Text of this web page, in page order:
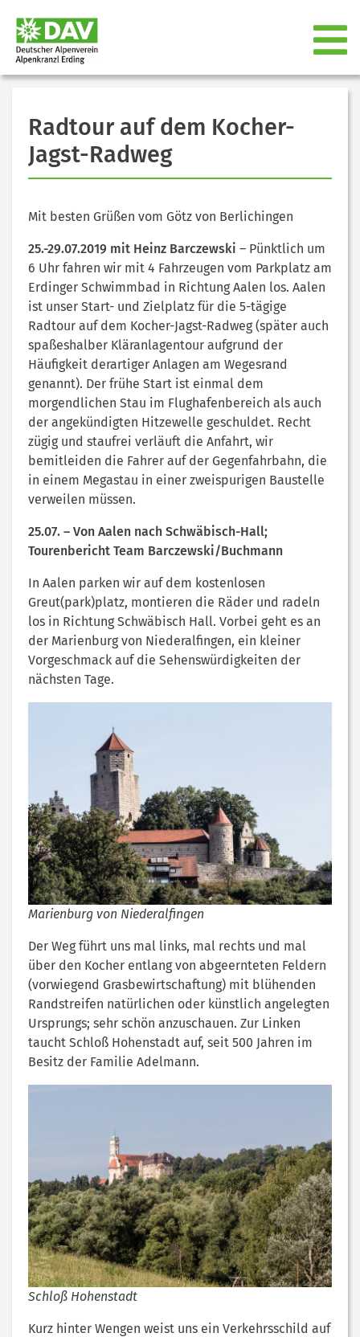
Radtour auf dem Kocher-
Jagst-Radweg
Mit besten Grüßen vom Götz von Berlichingen
25.-29.07.2019 mit Heinz Barczewski – Pünktlich um
6 Uhr fahren wir mit 4 Fahrzeugen vom Parkplatz am
Erdinger Schwimmbad in Richtung Aalen los. Aalen
ist unser Start- und Zielplatz für die 5-tägige
Radtour auf dem Kocher-Jagst-Radweg (später auch
spaßeshalber Kläranlagentour aufgrund der
Häufigkeit derartiger Anlagen am Wegesrand
genannt). Der frühe Start ist einmal dem
morgendlichen Stau im Flughafenbereich als auch
der angekündigten Hitzewelle geschuldet. Recht
zügig und staufrei verläuft die Anfahrt, wir
bemitleiden die Fahrer auf der Gegenfahrbahn, die
in einem Megastau in einer zweispurigen Baustelle
verweilen müssen.
25.07. – Von Aalen nach Schwäbisch-Hall;
Tourenbericht Team Barczewski/Buchmann
In Aalen parken wir auf dem kostenlosen
Greut(park)platz, montieren die Räder und radeln
los in Richtung Schwäbisch Hall. Vorbei geht es an
der Marienburg von Niederalfingen, ein kleiner
Vorgeschmack auf die Sehenswürdigkeiten der
nächsten Tage.
Marienburg von Niederalfingen
Der Weg führt uns mal links, mal rechts und mal
über den Kocher entlang von abgeernteten Feldern
(vorwiegend Grasbewirtschaftung) mit blühenden
Randstreifen natürlichen oder künstlich angelegten
Ursprungs; sehr schön anzuschauen. Zur Linken
taucht Schloß Hohenstadt auf, seit 500 Jahren im
Besitz der Familie Adelmann.
Schloß Hohenstadt
Kurz hinter Wengen weist uns ein Verkehrsschild auf